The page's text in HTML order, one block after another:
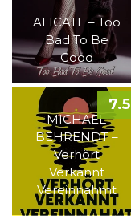
ALICATE – Too
Bad To Be
Good
MICHAEL
BEHRENDT –
Verhört
Verkannt
Vereinnahmt
7.5